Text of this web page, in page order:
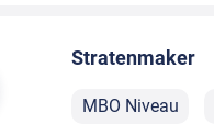
Stratenmaker
MBO Niveau